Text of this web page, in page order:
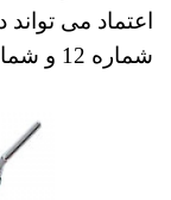
شماره 12 و شماره 15 نیز کار کند.